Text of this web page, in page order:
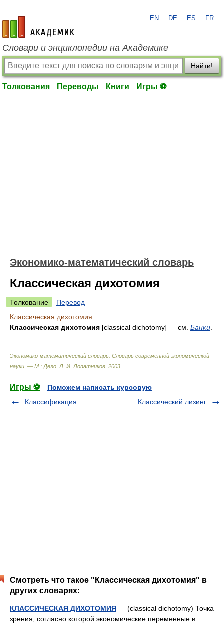
academic.ru
EN DE ES FR
Словари и энциклопедии на Академике
Найти!
Толкования Переводы Книги Игры ⚽
Экономико-математический словарь
Классическая дихотомия
Толкование
Перевод
Классическая дихотомия
Классическая дихотомия [clas­sical dichotomy] — см. Банки
Экономико-математический словарь: Словарь современной экономической
науки. — М.: Дело Л. И. Лопатников 2003
Игры ⚽
Поможем написать курсовую
Классификация
Классический лизинг
Смотреть что такое "Классическая дихотомия" в
других словарях:
КЛАССИЧЕСКАЯ ДИХОТОМИЯ — (classical dichotomy) Точка
зрения, согласно которой экономические переменные в